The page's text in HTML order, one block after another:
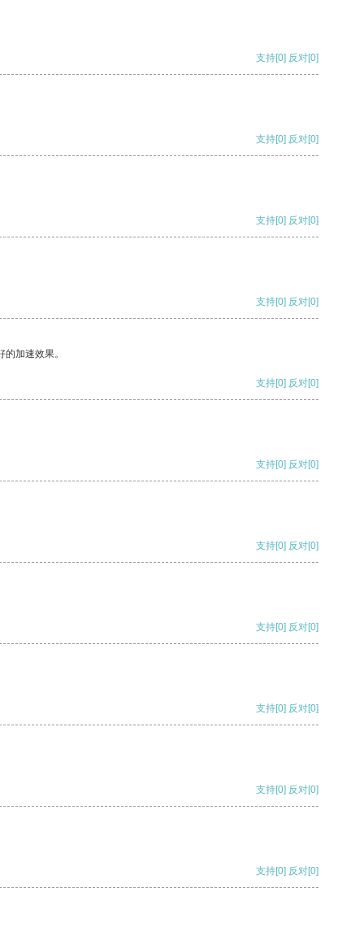
支持[0] 反对[0]
支持[0] 反对[0]
支持[0] 反对[0]
支持[0] 反对[0]
加速效果。
支持[0] 反对[0]
支持[0] 反对[0]
支持[0] 反对[0]
支持[0] 反对[0]
支持[0] 反对[0]
支持[0] 反对[0]
支持[0] 反对[0]